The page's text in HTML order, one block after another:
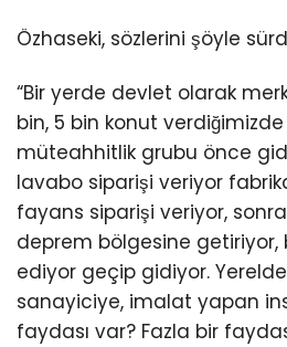
Özhaseki, sözlerini şöyle
“Bir yerde devlet olarak
bin, 5 bin konut
müteahhitlik grubu önce
lavabo siparişi veriyor
fayans siparişi veriyor,
deprem bölgesine getiriyor,
ediyor geçip gidiyor.
sanayiciye, imalat yapan
faydası var? Fazla bir